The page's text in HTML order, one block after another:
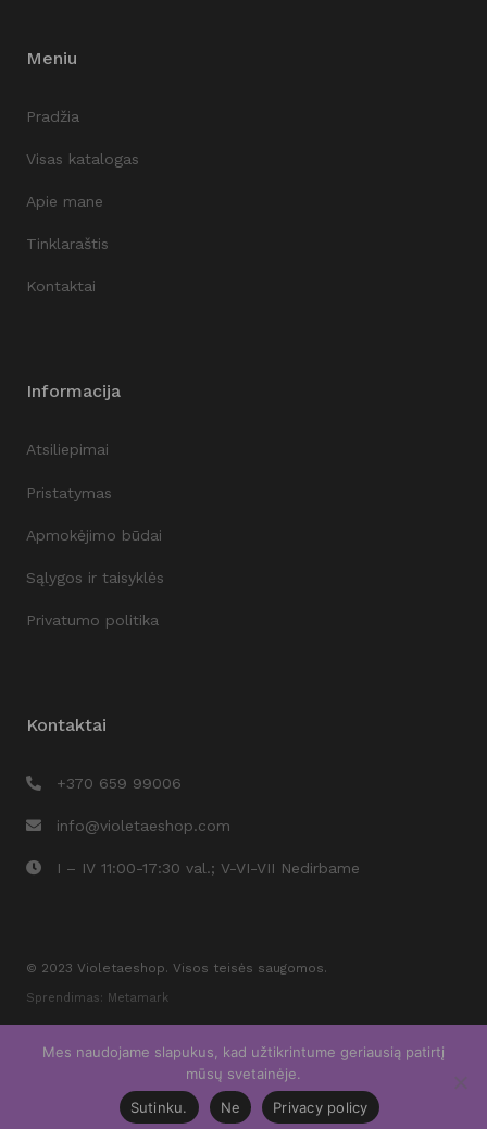
Meniu
Pradžia
Visas katalogas
Apie mane
Tinklaraštis
Kontaktai
Informacija
Atsiliepimai
Pristatymas
Apmokėjimo būdai
Sąlygos ir taisyklės
Privatumo politika
Kontaktai
+370 659 99006
info@violetaeshop.com
I – IV 11:00-17:30 val.; V-VI-VII Nedirbame
© 2023 Violetaeshop. Visos teisės saugomos.
Sprendimas: Metamark
Mes naudojame slapukus, kad užtikrintume geriausią patirtį
mūsų svetainėje.
Sutinku.
Ne Privacy policy